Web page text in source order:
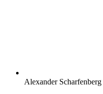
Alexander Scharfenberg